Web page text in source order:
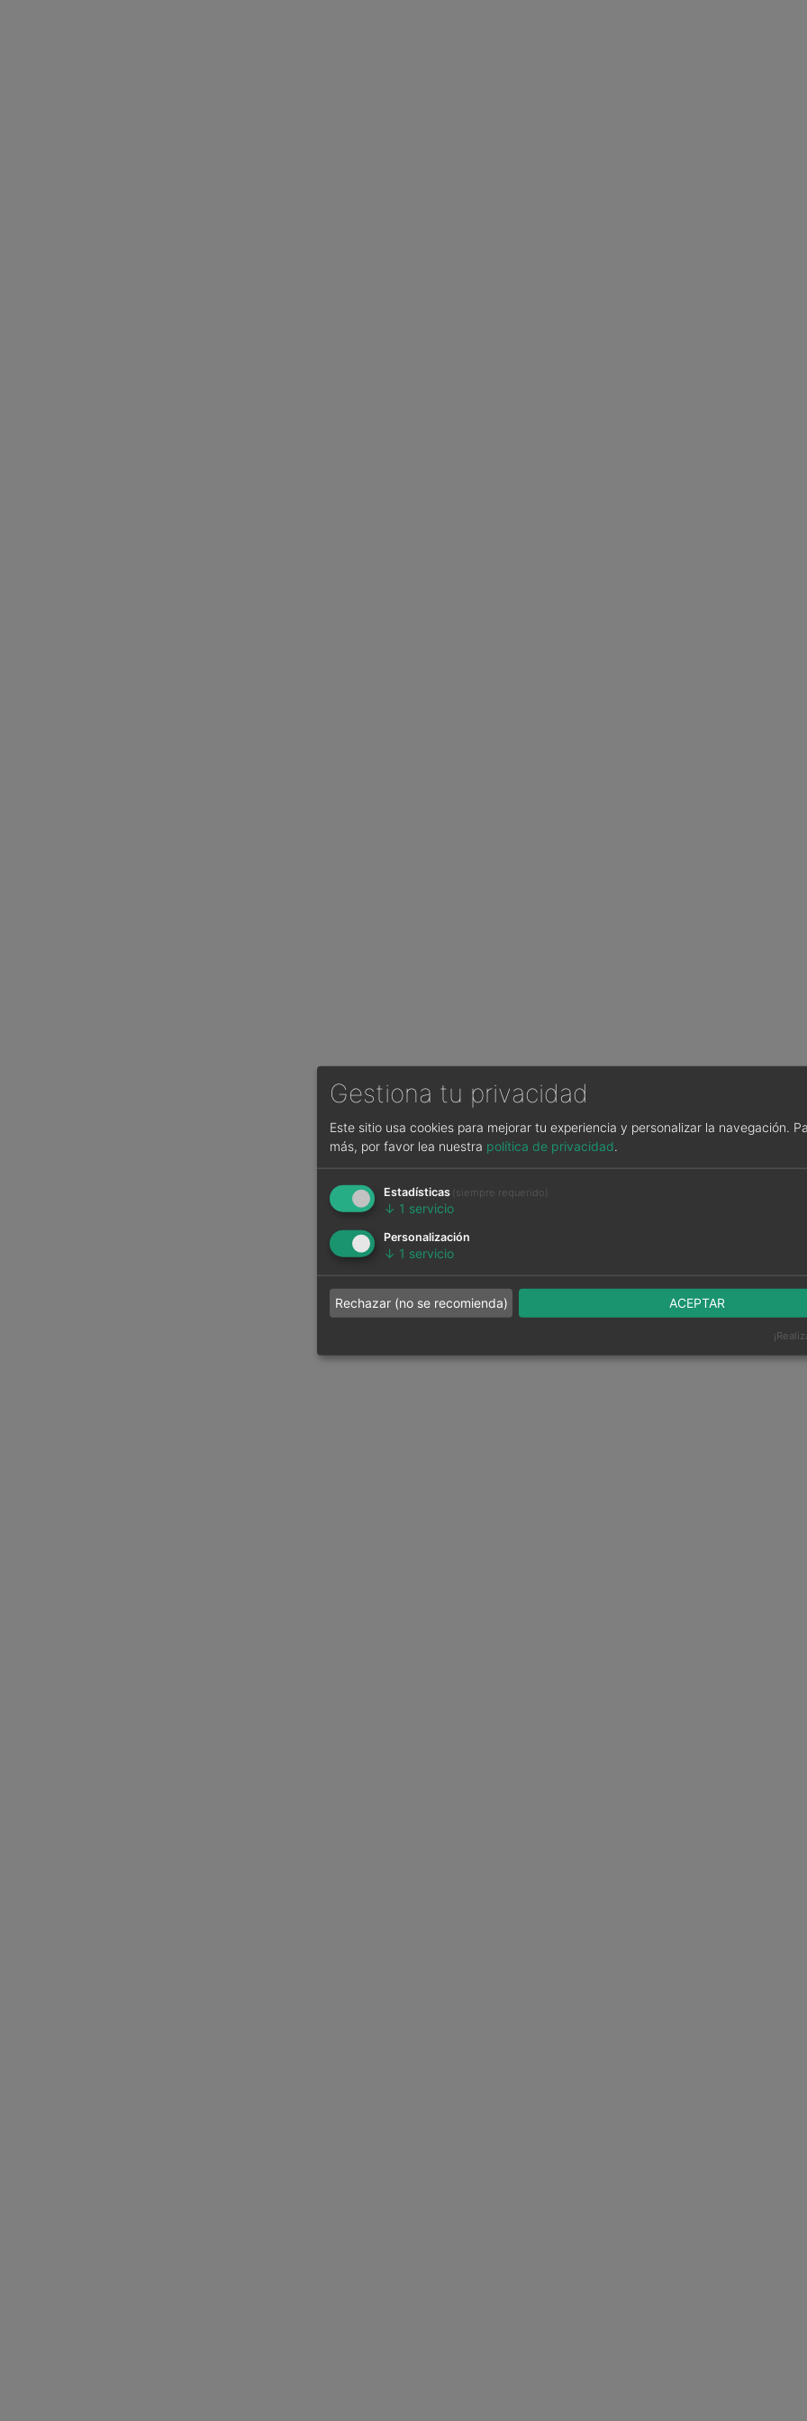
Gestiona tu privacidad
Este sitio usa cookies para mejorar tu experiencia y personalizar la navegación.
más, por favor lea nuestra política de privacidad.
Estadísticas (siempre requerido)
↓ 1 servicio
Personalización
↓ 1 servicio
Rechazar (no se recomienda) ACEPTAR